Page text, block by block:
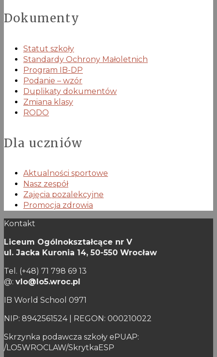
Dokumenty
Statut szkoły
Standardy Ochrony Małoletnich
Program IB-DP
Podanie – wzór
Duplikaty dokumentów
Zmiana klasy
RODO
Dla uczniów
Aktualności sportowe
Nasz zespół
Zajęcia pozalekcyjne
Promocja zdrowia
Kontakt
Liceum Ogólnokształcące nr V
ul. Jacka Kuronia 14, 50-550 Wrocław
Tel. (+48) 71 798 69 13
@: vlo@lo5.wroc.pl
IB World School 0971
NIP: 8942561524 | REGON: 000210022
Skrzynka podawcza szkoły ePUAP:
/LO5WROCLAW/SkrytkaESP